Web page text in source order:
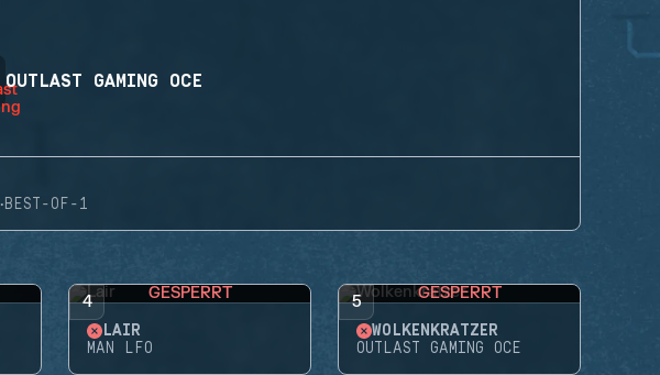
OUTLAST GAMING OCE
·BEST-OF-1
4 GESPERRT
LAIR
MAN LFO
5 GESPERRT
WOLKENKRATZER
OUTLAST GAMING OCE